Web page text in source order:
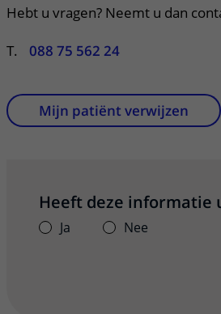
Hebt u vragen? Neemt u dan
T. 088 75 562 24
Mijn patiënt verwijzen
Heeft deze informatie
Ja Nee